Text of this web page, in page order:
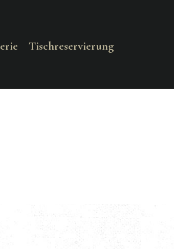
Tischreservierung